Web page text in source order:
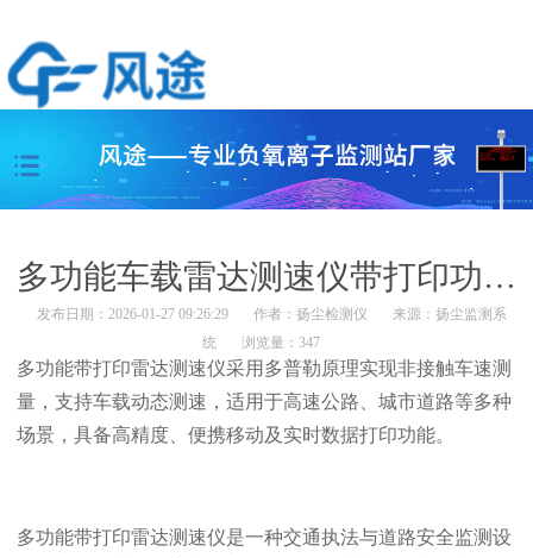
多功能车载雷达测速仪带打印功能适用于移动测速执法
发布日期：2026-01-27 09:26:29 作者： 扬尘检测仪 来源： 扬尘监测系
统
浏览量：347
多功能带打印雷达测速仪采用多普勒原理实现非接触车速测
量，支持车载动态测速，适用于高速公路、城市道路等多种
场景，具备高精度、便携移动及实时数据打印功能。
多功能带打印雷达测速仪是一种交通执法与道路安全监测设